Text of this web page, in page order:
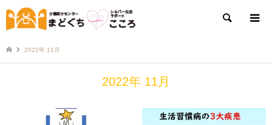
検索
2022年 11月
2022年 11月